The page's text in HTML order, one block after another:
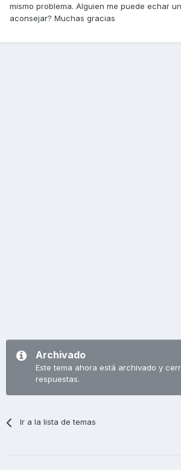
mismo problema. Alguien me puede echar
aconsejar? Muchas gracias
Archivado
Este tema ahora está archivado y
respuestas.
Ir a la lista de temas